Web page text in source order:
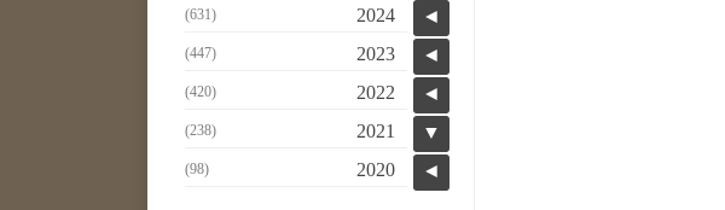
◄
2024
(631)
◄
2023
(447)
◄
2022
(420)
▼
2021
(238)
◄
2020
(98)